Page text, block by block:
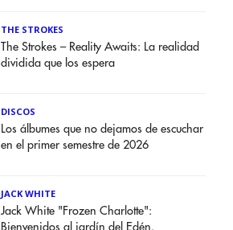
THE STROKES
The Strokes – Reality Awaits: La realidad
dividida que los espera
DISCOS
Los álbumes que no dejamos de escuchar
en el primer semestre de 2026
JACK WHITE
Jack White "Frozen Charlotte":
Bienvenidos al jardín del Edén.